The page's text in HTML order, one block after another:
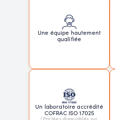
Une équipe hautement
qualifiée
Un laboratoire accrédité
COFRAC ISO 17025
(Portées disponibles sur